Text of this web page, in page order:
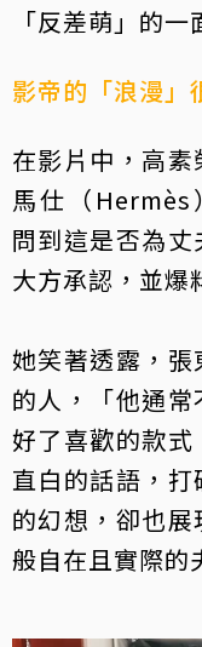
「反差萌」的
影帝的「浪漫」
在影片中，高
馬仕（
問到這是否為
大方承認，並爆
她笑著透露，
的人，「他通
好了喜歡的款
直白的話語，
的幻想，卻也
般自在且實際的